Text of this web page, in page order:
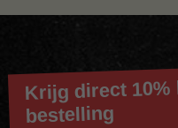
Krijg direct
bestelling